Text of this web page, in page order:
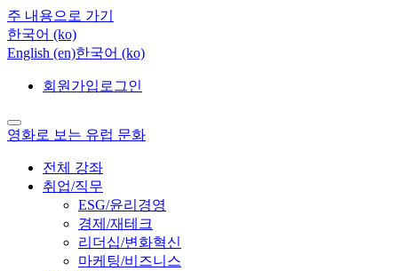
주 내용으로 가기
한국어 ‎(ko)‎
English ‎(en)‎한국어 ‎(ko)‎
회원가입 로그인
영화로 보는 유럽 문화
전체 강좌
취업/직무
ESG/윤리경영
경제/재테크
리더십/변화혁신
마케팅/비즈니스